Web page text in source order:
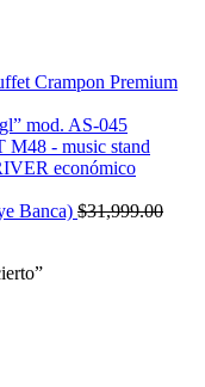
Crampon Premium
mod. AS-045
- music stand
económico
Banca) $31,999.00